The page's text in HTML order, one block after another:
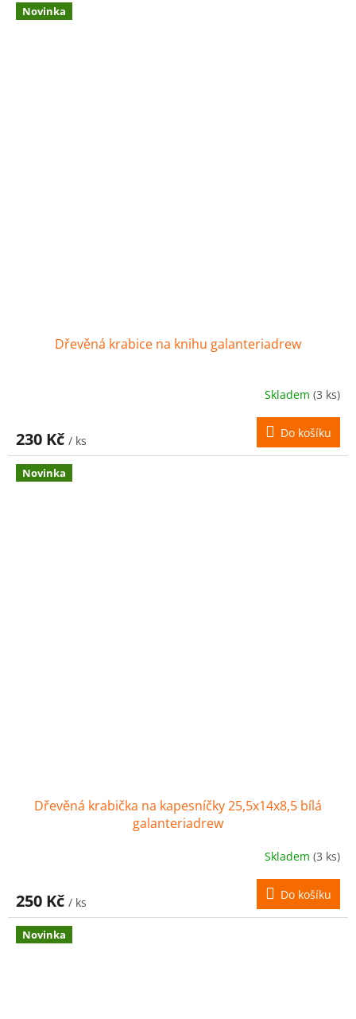
Novinka
Dřevěná krabice na knihu galanteriadrew
Skladem (3 ks)
230 Kč / ks
Do košíku
Novinka
Dřevěná krabička na kapesníčky 25,5x14x8,5 bílá
galanteriadrew
Skladem (3 ks)
250 Kč / ks
Do košíku
Novinka